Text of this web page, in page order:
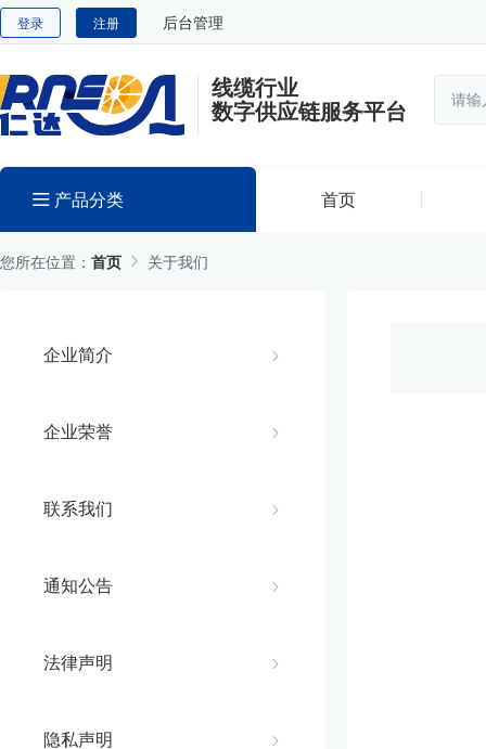
登录 注册 后台管理
线缆行业
数字供应链服务平台
产品分类 首页
您所在位置： 首页 关于我们
企业简介
企业荣誉
联系我们
通知公告
法律声明
隐私声明